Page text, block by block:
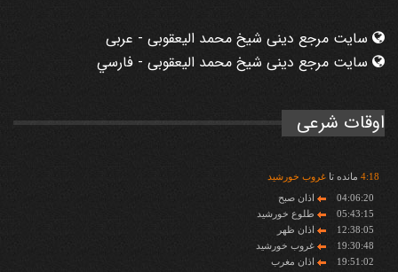
سایت مرجع دینی شیخ محمد الیعقوبی - عربی
سایت مرجع دینی شیخ محمد الیعقوبی - فارسي
اوقات شرعی
4:18 مانده تاغروب خورشید
04:06:20
اذان صبح
05:43:15
طلوع خورشید
12:38:05
اذان ظهر
19:30:48
غروب خورشید
19:51:02
اذان مغرب